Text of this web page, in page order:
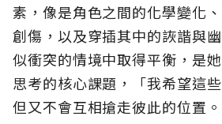
素，像是角色之間的化學變化
創傷，以及穿插其中的詼諧與
似衝突的情境中取得平衡，是
思考的核心課題，「我希望這
但又不會互相搶走彼此的位置。